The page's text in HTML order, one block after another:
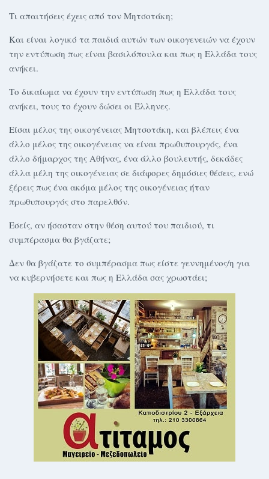
Τι απαιτήσεις έχεις από τον Μητσοτάκη;
Και είναι λογικό τα παιδιά αυτών των οικογενειών να έχουν
την εντύπωση πως είναι βασιλόπουλα και πως η Ελλάδα τους
ανήκει.
Το δικαίωμα να έχουν την εντύπωση πως η Ελλάδα τους
ανήκει, τους το έχουν δώσει οι Έλληνες.
Είσαι μέλος της οικογένειας Μητσοτάκη, και βλέπεις ένα
άλλο μέλος της οικογένειας να είναι πρωθυπουργός, ένα
άλλο δήμαρχος της Αθήνας, ένα άλλο βουλευτής, δεκάδες
άλλα μέλη της οικογένειας σε διάφορες δημόσιες θέσεις, ενώ
ξέρεις πως ένα ακόμα μέλος της οικογένειας ήταν
πρωθυπουργός στο παρελθόν.
Εσείς, αν ήσασταν στην θέση αυτού του παιδιού, τι
συμπέρασμα θα βγάζατε;
Δεν θα βγάζατε το συμπέρασμα πως είστε γεννημένος/η για
να κυβερνήσετε και πως η Ελλάδα σας χρωστάει;